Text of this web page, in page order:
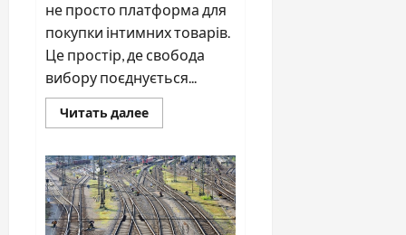
не просто платформа для
покупки інтимних товарів.
Це простір, де свобода
вибору поєднується...
Читать далееПрочитать
больше
шоп
INSIDE:
інноваційний
підхід
до
інтимного